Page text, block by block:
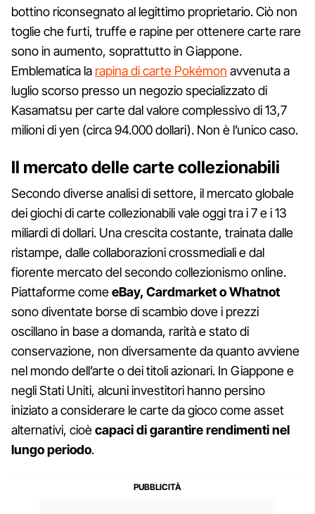
bottino riconsegnato al legittimo proprietario. Ciò non
toglie che furti, truffe e rapine per ottenere carte rare
sono in aumento, soprattutto in Giappone.
Emblematica la rapina di carte Pokémon avvenuta a
luglio scorso presso un negozio specializzato di
Kasamatsu per carte dal valore complessivo di 13,7
milioni di yen (circa 94.000 dollari). Non è l’unico caso.
Il mercato delle carte collezionabili
Secondo diverse analisi di settore, il mercato globale
dei giochi di carte collezionabili vale oggi tra i 7 e i 13
miliardi di dollari. Una crescita costante, trainata dalle
ristampe, dalle collaborazioni crossmediali e dal
fiorente mercato del secondo collezionismo online.
Piattaforme comeeBay, Cardmarket o Whatnot
sono diventate borse di scambio dove i prezzi
oscillano in base a domanda, rarità e stato di
conservazione, non diversamente da quanto avviene
nel mondo dell’arte o dei titoli azionari. In Giappone e
negli Stati Uniti, alcuni investitori hanno persino
iniziato a considerare le carte da gioco come asset
alternativi, cioècapaci di garantire rendimenti nel
lungo periodo.